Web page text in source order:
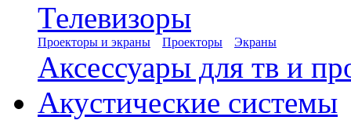
Телевизоры
Проекторы и экраны Проекторы Экраны
Аксессуары для тв и
Акустические системы